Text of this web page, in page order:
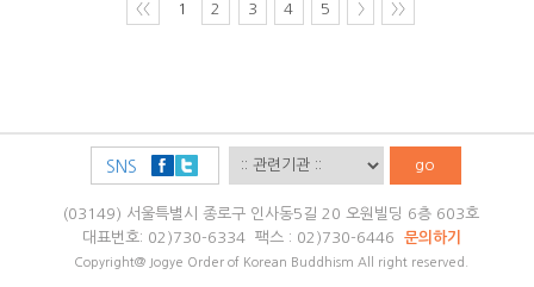
〈〈 1 2 3 4 5 〉 〉〉
go
SNS
(03149) 서울특별시 종로구 인사동5길 20 오원빌딩 6층 603호
대표번호: 02)730-6334 팩스 : 02)730-6446 문의하기
Copyright@ Jogye Order of Korean Buddhism All right reserved.